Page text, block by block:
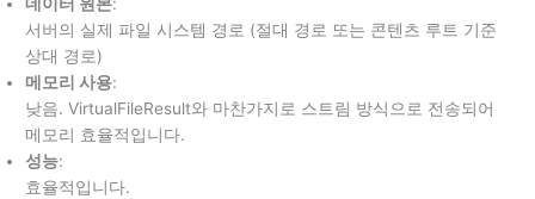
서버의 실제 파일 시스템 경로 (절대 경로 또는 콘텐츠 루트 기준
상대 경로)
메모리 사용:
낮음. VirtualFileResult와 마찬가지로 스트림 방식으로 전송되어
메모리 효율적입니다.
성능:
효율적입니다.